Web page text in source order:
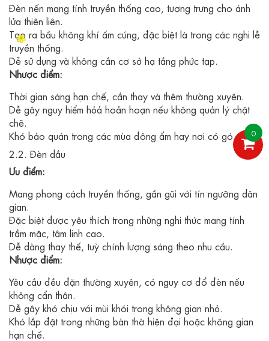
Đèn nến mang tính truyền thống cao, tượng trưng cho ánh
lửa thiên liên.
Tạo ra bầu không khí ấm cúng, đặc biệt là trong các nghi lễ
truyền thống.
Dễ sử dụng và không cần cơ sở hạ tầng phức tạp.
Nhược điểm:
Thời gian sáng hạn chế, cần thay và thêm thường xuyên.
Dễ gây nguy hiểm hỏả hoản hoạn nếu không quản lý chặt
chẽ.
Khó bảo quản trong các mùa đông ẩm hay nơi có gó.
2.2. Đèn dầu
Ưu điểm:
Mang phong cách truyền thống, gần gũi với tín ngưỡng dân
gian.
Đặc biệt được yêu thích trong những nghi thức mang tính
trầm mặc, tâm linh cao.
Dễ dàng thay thế, tuỳ chính lượng sáng theo nhu cầu.
Nhược điểm:
Yêu cầu đều đặn thường xuyên, có nguy cơ đổ đèn nếu
không cẩn thận.
Dễ gây khó chịu với mùi khói trong không gian nhỏ.
Khó lắp đặt trong những bàn thờ hiện đại hoặc không gian
hạn chế.
0